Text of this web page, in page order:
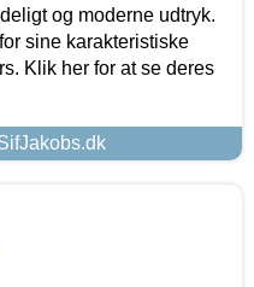
og moderne udtryk.
sine karakteristiske
Klik her for at se deres